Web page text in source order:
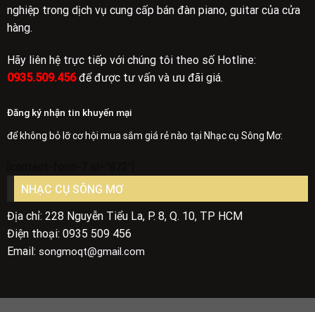
nghiệp trong dịch vụ cung cấp bán đàn piano, guitar của cửa
hàng.
Hãy liên hệ trực tiếp với chúng tôi theo số Hotline:
0935.509.456để được tư vấn và ưu đãi giá.
Đăng ký nhận tin khuyến mại
để không bỏ lỡ cơ hội mua sắm giá rẻ nào tại Nhạc cụ Sông Mơ:
NHẠC CỤ SÔNG MƠ
Địa chỉ: 228 Nguyễn Tiểu La, P. 8, Q. 10, TP HCM
Điện thoại: 0935 509 456
Email: songmoqt@gmail.com